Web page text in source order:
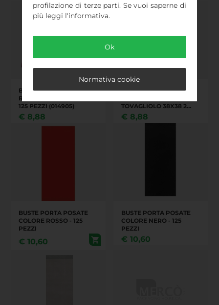
profilazione di terze parti. Se vuoi saperne di
più leggi l'informativa.
Ok
Normativa cookie
BUSTA PORTA POSATE
RISTÒ CONFEZIONE DA
125 PEZZI (014905)
€ 8,88
BUSTA PORTA POSATE
TOVAGLIOLO 38X38 2
VELI. PURA CELLULOSA.
(125 PEZZI X 8) (014908)
€ 8,88
BUSTE PORTA POSATE
COLORE ROSSO - 125
PEZZI
€ 10,60
BUSTE PORTA POSATE
COLORE NERO - 125
PEZZI
€ 10,60